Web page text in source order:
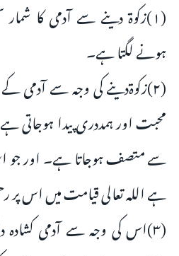
(۱)زکوۃ دینے سے آدمی کا
ہونے لگتا ہے۔
(۲)زکوۃدینے کی وجہ سے آدمی
محبت اور ہمددری پیدا
سے متصف ہوجاتا ہے۔ اور جو اس
ہے اللہ تعالی قیامت میں اس پر
(۳)اس کی وجہ سے آدمی